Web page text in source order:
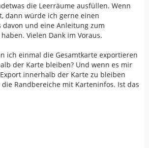
die Leerräume ausfüllen. Wenn
dann würde ich gerne einen
davon und eine Anleitung zum
Vielen Dank im Voraus.
ich einmal die Gesamtkarte exportieren
der Karte bleiben? Und wenn es mir
innerhalb der Karte zu bleiben
Randbereiche mit Karteninfos. Ist das